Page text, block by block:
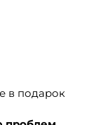
в подарок